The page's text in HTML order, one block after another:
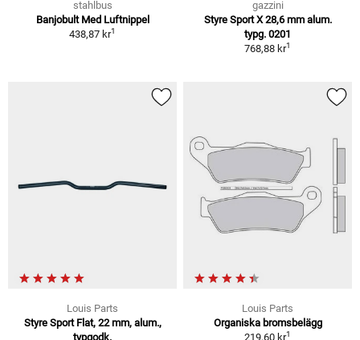
stahlbus
Banjobult Med Luftnippel
438,87 kr1
gazzini
Styre Sport X 28,6 mm alum.
typg. 0201
768,88 kr1
Louis Parts
Styre Sport Flat, 22 mm, alum.,
typgodk.
Louis Parts
Organiska bromsbelägg
219,60 kr1